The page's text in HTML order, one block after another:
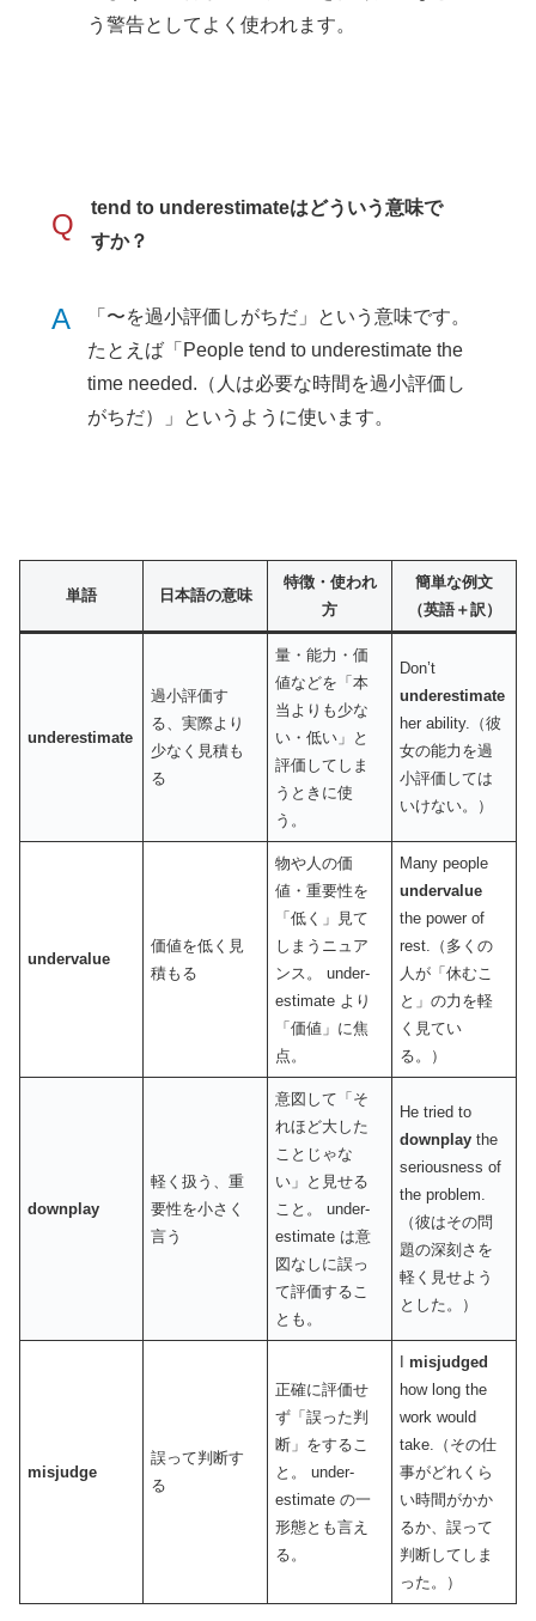
う警告としてよく使われます。
Q
tend to underestimateはどういう意味で
すか？
A
「〜を過小評価しがちだ」という意味です。
たとえば「People tend to underestimate the
time needed.（人は必要な時間を過小評価し
がちだ）」というように使います。
単語 日本語の意味
特徴・使われ
方
簡単な例文
（英語＋訳）
underestimate
過小評価す
る、実際より
少なく見積も
る
量・能力・価
値などを「本
当よりも少な
い・低い」と
評価してしま
うときに使
う。
Don’t
underestimate
her ability.（彼
女の能力を過
小評価しては
いけない。）
undervalue
価値を低く見
積もる
物や人の価
値・重要性を
「低く」見て
しまうニュア
ンス。 under­
estimate より
「価値」に焦
点。
Many people
undervalue
the power of
rest.（多くの
人が「休むこ
と」の力を軽
く見てい
る。）
downplay
軽く扱う、重
要性を小さく
言う
意図して「そ
れほど大した
ことじゃな
い」と見せる
こと。 under­
estimate は意
図なしに誤っ
て評価するこ
とも。
He tried to
downplay the
seriousness of
the problem.
（彼はその問
題の深刻さを
軽く見せよう
とした。）
misjudge
誤って判断す
る
正確に評価せ
ず「誤った判
断」をするこ
と。 under­
estimate の一
形態とも言え
る。
Imisjudged
how long the
work would
take.（その仕
事がどれくら
い時間がかか
るか、誤って
判断してしま
った。）